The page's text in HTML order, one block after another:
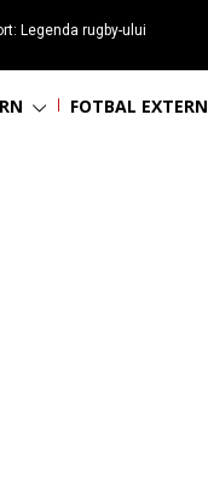
Legenda rugby-ului
FOTBAL EXTERN